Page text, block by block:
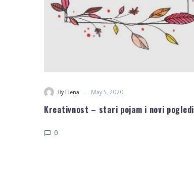
By Elena - May 5, 2020
Kreativnost – stari pojam i novi pogledi
0